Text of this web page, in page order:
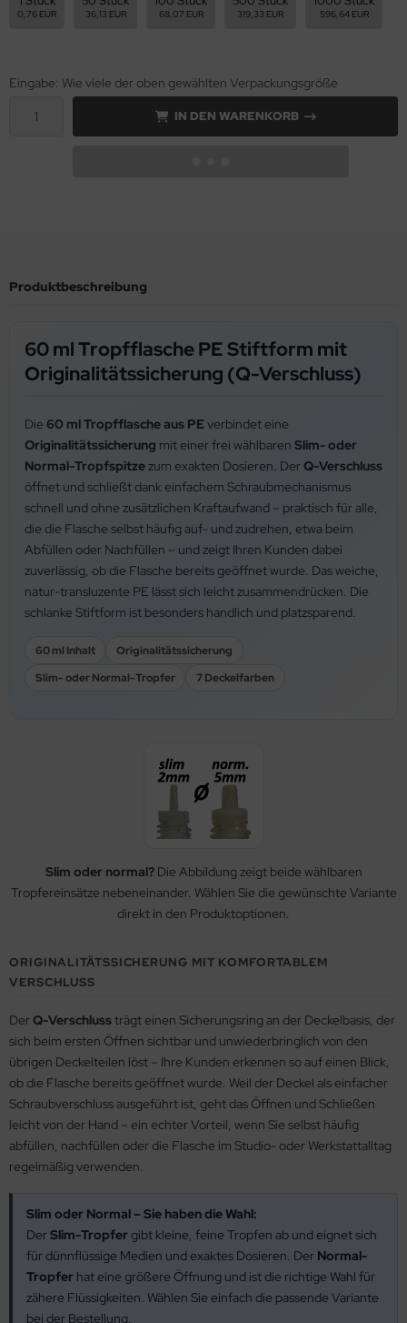
0,76 EUR 36,13 EUR 68,07 EUR 319,33 EUR 596,64 EUR
Eingabe: Wie viele der oben gewählten Verpackungsgröße
IN DEN WARENKORB
Produktbeschreibung
60 ml Tropfflasche PE Stiftform mit
Originalitätssicherung (Q-Verschluss)
Die 60 ml Tropfflasche aus PEverbindet eine
Originalitätssicherung mit einer frei wählbaren Slim- oder
Normal-Tropfspitzezum exakten Dosieren. DerQ-Verschluss
öffnet und schließt dank einfachem Schraubmechanismus
schnell und ohne zusätzlichen Kraftaufwand – praktisch für alle,
die die Flasche selbst häufig auf- und zudrehen, etwa beim
Abfüllen oder Nachfüllen – und zeigt Ihren Kunden dabei
zuverlässig, ob die Flasche bereits geöffnet wurde. Das weiche,
natur-transluzente PE lässt sich leicht zusammendrücken. Die
schlanke Stiftform ist besonders handlich und platzsparend.
60 ml Inhalt
Originalitätssicherung
Slim- oder Normal-Tropfer
7 Deckelfarben
Slim oder normal?Die Abbildung zeigt beide wählbaren
Tropfereinsätze nebeneinander. Wählen Sie die gewünschte Variante
direkt in den Produktoptionen.
ORIGINALITÄTSSICHERUNG MIT KOMFORTABLEM
VERSCHLUSS
DerQ-Verschlussträgt einen Sicherungsring an der Deckelbasis, der
sich beim ersten Öffnen sichtbar und unwiederbringlich von den
übrigen Deckelteilen löst – Ihre Kunden erkennen so auf einen Blick,
ob die Flasche bereits geöffnet wurde. Weil der Deckel als einfacher
Schraubverschluss ausgeführt ist, geht das Öffnen und Schließen
leicht von der Hand – ein echter Vorteil, wenn Sie selbst häufig
abfüllen, nachfüllen oder die Flasche im Studio- oder Werkstattalltag
regelmäßig verwenden.
Slim oder Normal – Sie haben die Wahl:
DerSlim-Tropfergibt kleine, feine Tropfen ab und eignet sich
für dünnflüssige Medien und exaktes Dosieren. Der Normal-
Tropfer hat eine größere Öffnung und ist die richtige Wahl für
zähere Flüssigkeiten. Wählen Sie einfach die passende Variante
bei der Bestellung.